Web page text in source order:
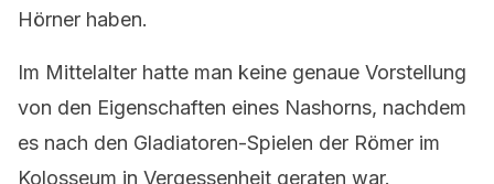
Hörner haben.
Im Mittelalter hatte man keine genaue Vorstellung
von den Eigenschaften eines Nashorns, nachdem
es nach den Gladiatoren-Spielen der Römer im
Kolosseum in Vergessenheit geraten war.